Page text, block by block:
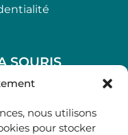
nous utilisons
pour stocker
SOURIS
LANGON
18